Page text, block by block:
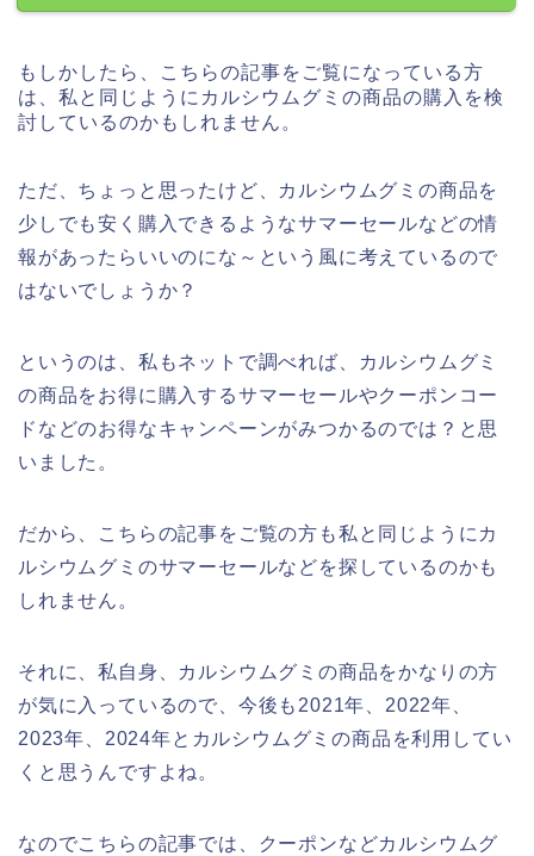
もしかしたら、こちらの記事をご覧になっている方
は、私と同じようにカルシウムグミの商品の購入を検
討しているのかもしれません。
ただ、ちょっと思ったけど、カルシウムグミの商品を
少しでも安く購入できるようなサマーセールなどの情
報があったらいいのにな～という風に考えているので
はないでしょうか？
というのは、私もネットで調べれば、カルシウムグミ
の商品をお得に購入するサマーセールやクーポンコー
ドなどのお得なキャンペーンがみつかるのでは？と思
いました。
だから、こちらの記事をご覧の方も私と同じようにカ
ルシウムグミのサマーセールなどを探しているのかも
しれません。
それに、私自身、カルシウムグミの商品をかなりの方
が気に入っているので、今後も2021年、2022年、
2023年、2024年とカルシウムグミの商品を利用してい
くと思うんですよね。
なのでこちらの記事では、クーポンなどカルシウムグ